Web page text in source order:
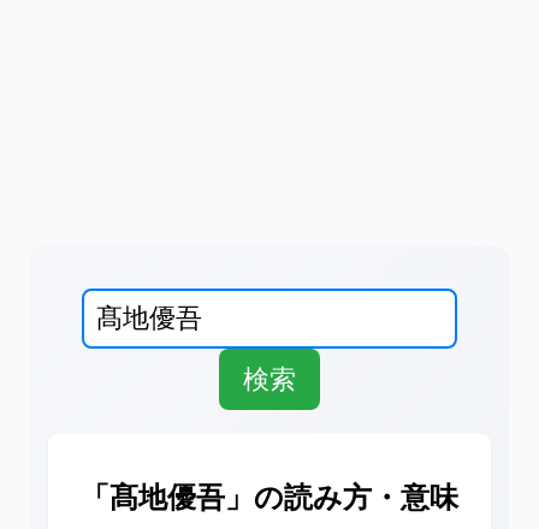
「髙地優吾」の読み方・意味